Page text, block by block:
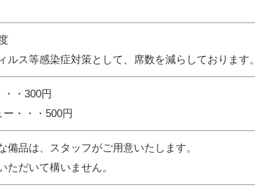
ルス等感染症対策として、席数を減らしております。
・300円
・・・500円
備品は、スタッフがご用意いたします。
ただいて構いません。